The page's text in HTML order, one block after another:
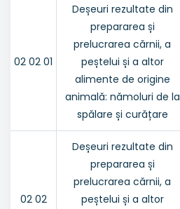
02 02 01
Deșeuri rezultate din
prepararea și
prelucrarea cărnii, a
peștelui și a altor
alimente de origine
animală: nămoluri de la
spălare și curățare
02 02
Deșeuri rezultate din
prepararea și
prelucrarea cărnii, a
peștelui și a altor